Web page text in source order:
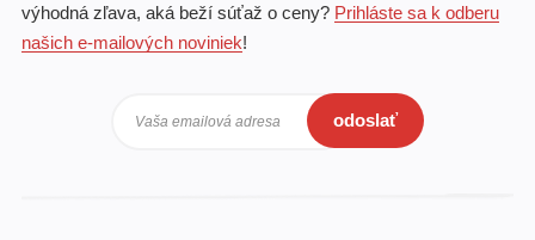
výhodná zľava, aká beží súťaž o ceny? Prihláste sa k odberu
našich e-mailových noviniek!
Vaša emailová adresa odoslať